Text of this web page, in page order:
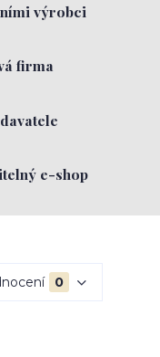
výrobci
firma
e-shop
0